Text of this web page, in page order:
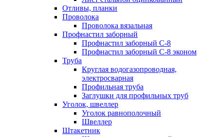
Отливы, планки
Проволока
Проволока вязальная
Профнастил заборный
Профнастил заборный С-8
Профнастил заборный С-8 эконом
Труба
Круглая водогазопроводная,
электросварная
Профильная труба
Заглушки для профильных труб
Уголок, швеллер
Уголок равнополочный
Швеллер
Штакетник